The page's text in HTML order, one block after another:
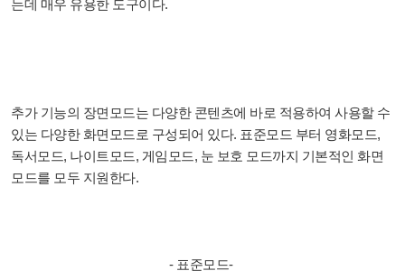
는데 매우 유용한 도구이다.
추가 기능의 장면모드는 다양한 콘텐츠에 바로 적용하여 사용할 수
있는 다양한 화면모드로 구성되어 있다. 표준모드 부터 영화모드,
독서모드, 나이트모드, 게임모드, 눈 보호 모드까지 기본적인 화면
모드를 모두 지원한다.
- 표준모드-